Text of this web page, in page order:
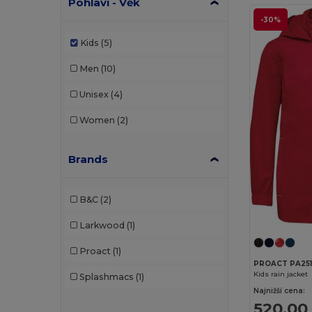
Kids (5)
Men (10)
Unisex (4)
Women (2)
Brands
B&C (2)
Larkwood (1)
Proact (1)
Splashmacs (1)
-30%
PROACT PA251
Kids rain jacket
Najnižší cena: